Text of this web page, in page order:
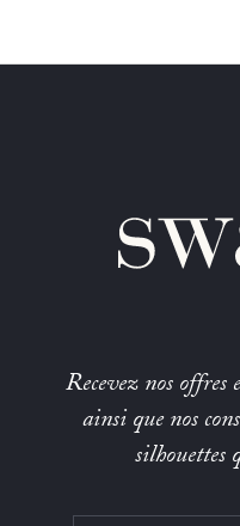
Recevez nos
ainsi que nos
silhouettes